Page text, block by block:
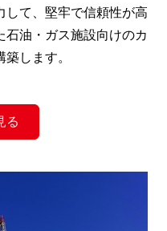
して、堅牢で信頼性が高
石油・ガス施設向けのカ
します。
る